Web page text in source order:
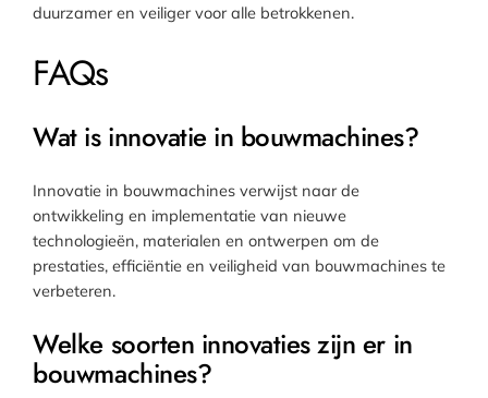
duurzamer en veiliger voor alle betrokkenen.
FAQs
Wat is innovatie in bouwmachines?
Innovatie in bouwmachines verwijst naar de
ontwikkeling en implementatie van nieuwe
technologieën, materialen en ontwerpen om de
prestaties, efficiëntie en veiligheid van bouwmachines te
verbeteren.
Welke soorten innovaties zijn er in
bouwmachines?